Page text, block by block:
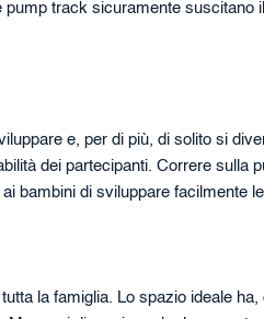
pump track sicuramente suscitano
e, per di più, di solito si
dei partecipanti. Correre sulla
bambini di sviluppare facilmente
la famiglia. Lo spazio ideale